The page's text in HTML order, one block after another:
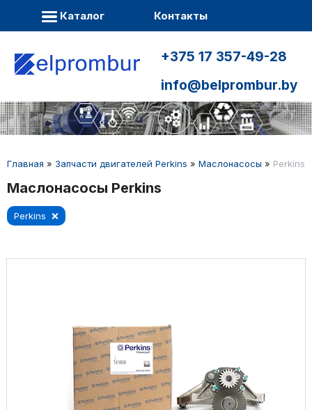
Каталог Контакты
+375 17 357-49-28
info@belprombur.by
Главная » Запчасти двигателей Perkins » Маслонасосы » Perkins
Маслонасосы Perkins
Perkins